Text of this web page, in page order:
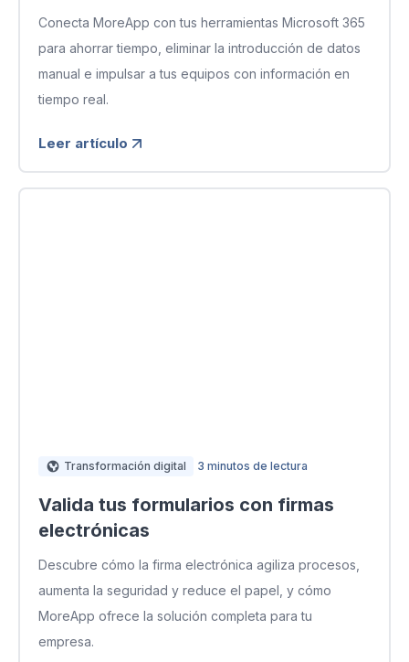
Conecta MoreApp con tus herramientas Microsoft 365
para ahorrar tiempo, eliminar la introducción de datos
manual e impulsar a tus equipos con información en
tiempo real.
Leer artículo
Transformación digital 3 minutos de lectura
Valida tus formularios con firmas
electrónicas
Descubre cómo la firma electrónica agiliza procesos,
aumenta la seguridad y reduce el papel, y cómo
MoreApp ofrece la solución completa para tu
empresa.